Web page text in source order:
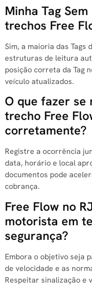
Minha Tag
trechos Free
Sim, a maioria das Tags
estruturas de leitura
posição correta da Tag
veículo atualizados.
O que fazer se
trecho Free
corretamente?
Registre a ocorrência
data, horário e local
documentos pode
cobrança.
Free Flow no
motorista em
segurança?
Embora o objetivo seja
de velocidade e as
Respeitar sinalização e